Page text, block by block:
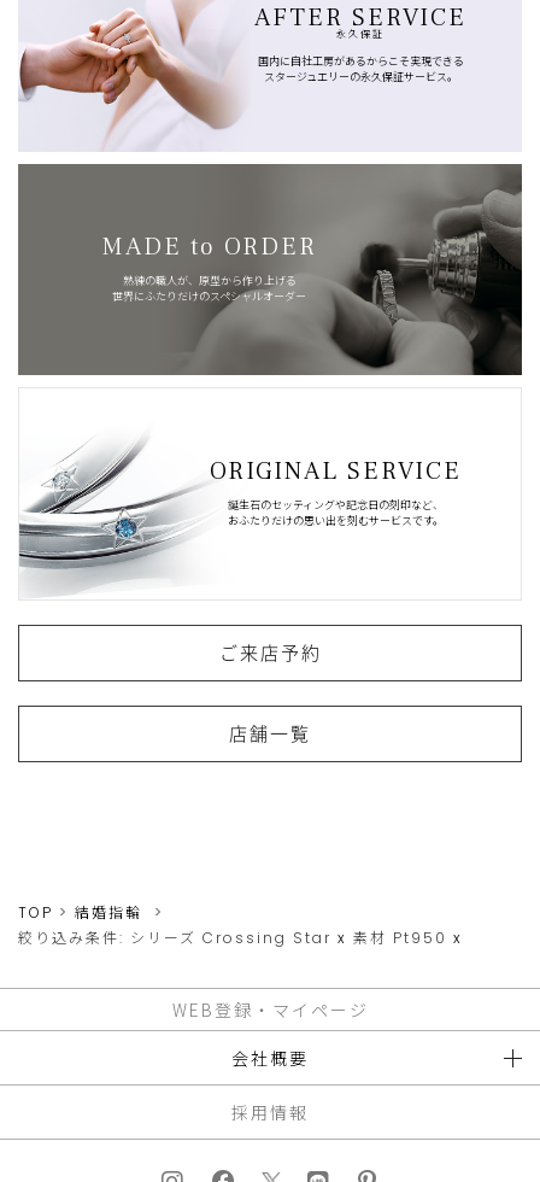
AFTER SERVICE
永久保証
国内に自社工房があるからこそ実現できる
スタージュエリーの永久保証サービス。
MADE to ORDER
熟練の職人が、原型から作り上げる
世界にふたりだけのスペシャルオーダー
ORIGINAL SERVICE
誕生石のセッティングや記念日の刻印など、
おふたりだけの思い出を刻むサービスです。
ご来店予約
店舗一覧
TOP
結婚指輪
絞り込み条件: シリーズ Crossing Star x 素材 Pt950 x
WEB登録・マイページ
会社概要
採用情報